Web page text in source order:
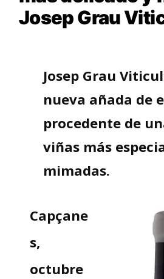
Josep Grau
Josep Grau
nueva añada de
procedente de
viñas más
mimadas.
Capçane
s,
octubre